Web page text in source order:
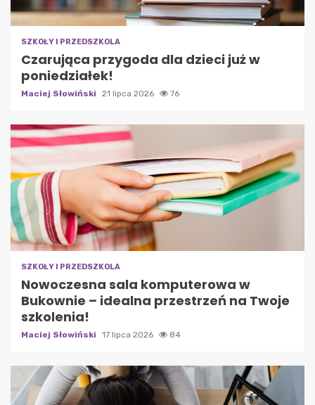
SZKOŁY I PRZEDSZKOLA
Czarująca przygoda dla dzieci już w
poniedziałek!
Maciej Słowiński 21 lipca 2026 76
SZKOŁY I PRZEDSZKOLA
Nowoczesna sala komputerowa w
Bukownie – idealna przestrzeń na Twoje
szkolenia!
Maciej Słowiński 17 lipca 2026 84